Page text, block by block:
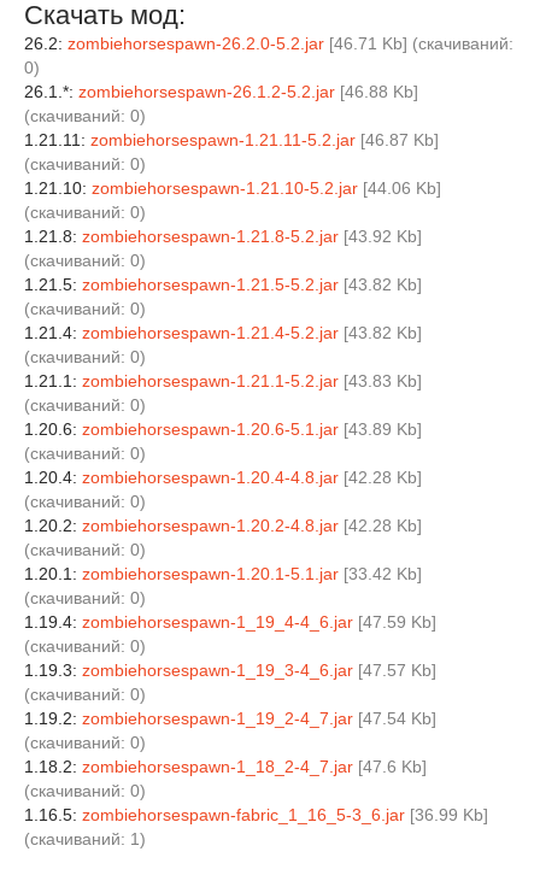
Скачать мод:
26.2: zombiehorsespawn-26.2.0-5.2.jar [46.71 Kb] (cкачиваний:
0)
26.1.*: zombiehorsespawn-26.1.2-5.2.jar [46.88 Kb]
(cкачиваний: 0)
1.21.11: zombiehorsespawn-1.21.11-5.2.jar [46.87 Kb]
(cкачиваний: 0)
1.21.10: zombiehorsespawn-1.21.10-5.2.jar [44.06 Kb]
(cкачиваний: 0)
1.21.8: zombiehorsespawn-1.21.8-5.2.jar [43.92 Kb]
(cкачиваний: 0)
1.21.5: zombiehorsespawn-1.21.5-5.2.jar [43.82 Kb]
(cкачиваний: 0)
1.21.4: zombiehorsespawn-1.21.4-5.2.jar [43.82 Kb]
(cкачиваний: 0)
1.21.1: zombiehorsespawn-1.21.1-5.2.jar [43.83 Kb]
(cкачиваний: 0)
1.20.6: zombiehorsespawn-1.20.6-5.1.jar [43.89 Kb]
(cкачиваний: 0)
1.20.4: zombiehorsespawn-1.20.4-4.8.jar [42.28 Kb]
(cкачиваний: 0)
1.20.2: zombiehorsespawn-1.20.2-4.8.jar [42.28 Kb]
(cкачиваний: 0)
1.20.1: zombiehorsespawn-1.20.1-5.1.jar [33.42 Kb]
(cкачиваний: 0)
1.19.4: zombiehorsespawn-1_19_4-4_6.jar [47.59 Kb]
(cкачиваний: 0)
1.19.3: zombiehorsespawn-1_19_3-4_6.jar [47.57 Kb]
(cкачиваний: 0)
1.19.2: zombiehorsespawn-1_19_2-4_7.jar [47.54 Kb]
(cкачиваний: 0)
1.18.2: zombiehorsespawn-1_18_2-4_7.jar [47.6 Kb]
(cкачиваний: 0)
1.16.5: zombiehorsespawn-fabric_1_16_5-3_6.jar [36.99 Kb]
(cкачиваний: 1)